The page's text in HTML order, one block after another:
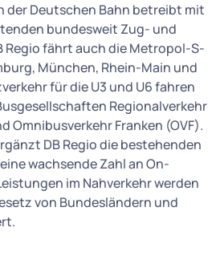
Deutschen Bahn betreibt mit
bundesweit Zug- und
Regio fährt auch die Metropol-S-
München, Rhein-Main und
für die U3 und U6 fahren
Regionalverkehr
Omnibusverkehr Franken (OVF).
DB Regio die bestehenden
wachsende Zahl an On-
im Nahverkehr werden
von Bundesländern und